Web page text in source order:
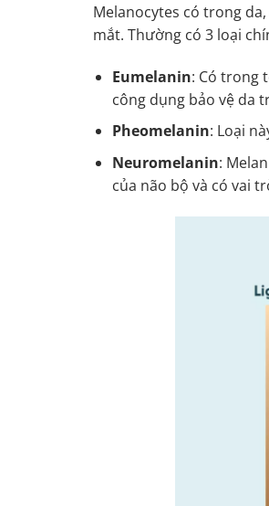
Melanocytes có trong
mắt. Thường có 3 loại
Eumelanin: Có trong
công dụng bảo vệ da
Pheomelanin: Loại
Neuromelanin:
của não bộ và có vai